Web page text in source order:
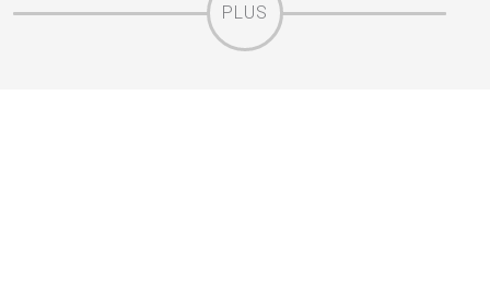
PLUS